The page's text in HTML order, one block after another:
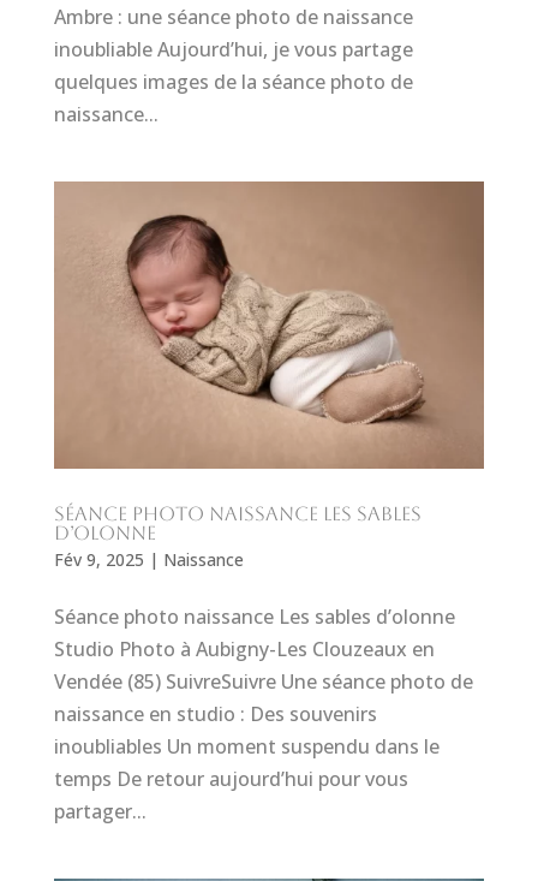
Ambre : une séance photo de naissance
inoubliable Aujourd’hui, je vous partage
quelques images de la séance photo de
naissance...
séance photo Naissance les sables
d’olonne
Fév 9, 2025 | Naissance
Séance photo naissance Les sables d’olonne
Studio Photo à Aubigny-Les Clouzeaux en
Vendée (85) SuivreSuivre Une séance photo de
naissance en studio : Des souvenirs
inoubliables Un moment suspendu dans le
temps De retour aujourd’hui pour vous
partager...